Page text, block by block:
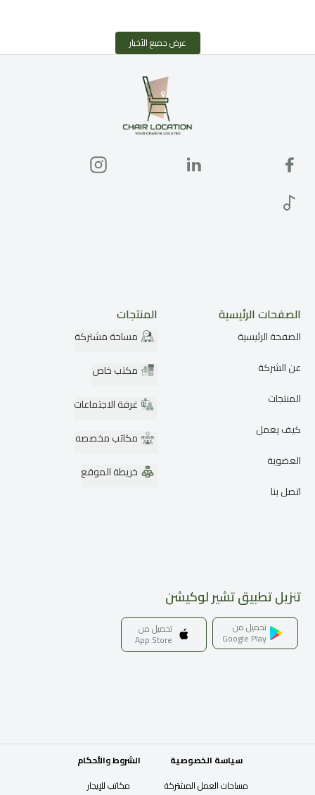
عرض جميع الأخبار
الصفحات الرئيسية
الصفحة الرئيسية
عن الشركة
المنتجات
كيف يعمل
العضوية
اتصل بنا
المنتجات
مساحة مشتركة
مكتب خاص
غرفة الاجتماعات
مكاتب مخصصه
خريطة الموقع
تنزيل تطبيق تشير لوكيشن
تحميل من
Google Play
تحميل من
App Store
سياسة الخصوصية
الشروط والأحكام
مساحات العمل المشتركة
مكاتب للإيجار